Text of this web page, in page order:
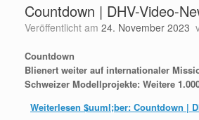
Countdown | DHV-Video-
Veröffentlicht am 24. November 2023
Countdown
Blienert weiter auf internationaler
Schweizer Modellprojekte: Weitere
Weiterlesen $uuml;ber: Countdown |